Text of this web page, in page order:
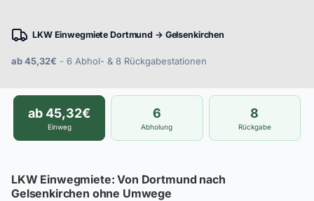
LKW Einwegmiete Dortmund → Gelsenkirchen
ab 45,32€ - 6 Abhol- & 8 Rückgabestationen
ab 45,32€
Einweg
6
Abholung
8
Rückgabe
LKW Einwegmiete: Von Dortmund nach
Gelsenkirchen ohne Umwege